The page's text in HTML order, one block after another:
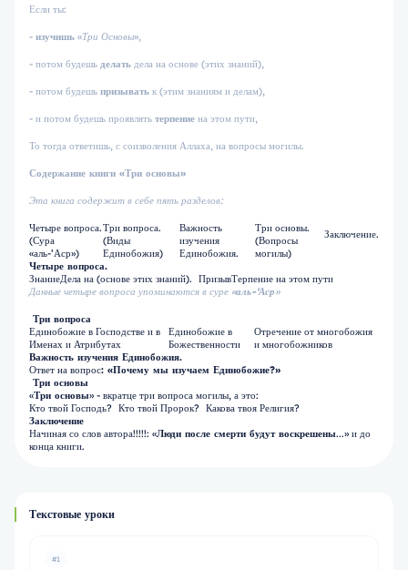
Если ты:
- изучишь «Три Основы»,
- потом будешь делать дела на основе (этих знаний),
- потом будешь призывать к (этим знаниям и делам),
- и потом будешь проявлять терпение на этом пути,
То тогда ответишь, с соизволения Аллаха, на вопросы могилы.
Содержание книги «Три основы»
Эта книга содержит в себе пять разделов:
Четыре вопроса.
(Сура
«аль-‘Аср»)
Три вопроса.
(Виды
Единобожия)
Важность
изучения
Единобожия.
Три основы.
(Вопросы
могилы)
Заключение.
Четыре вопроса.
ЗнаниеДела на (основе этих знаний). ПризывТерпение на этом пути
Данные четыре вопроса упоминаются в суре «аль-‘Аср»
Три вопроса
Единобожие в Господстве и в
Именах и Атрибутах
Единобожие в
Божественности
Отречение от многобожия
и многобожников
Важность изучения Единобожия.
Ответ на вопрос: «Почему мы изучаем Единобожие?»
Три основы
«Три основы» - вкратце три вопроса могилы, а это:
Кто твой Господь? Кто твой Пророк? Какова твоя Религия?
Заключение
Начиная со слов автора!!!!!: «Люди после смерти будут воскрешены...» и до
конца книги.
Текстовые уроки
#1